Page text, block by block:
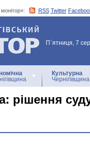
RSS Twitter
П`ятниця, 7
Культурна
Чернігівщина
рішення